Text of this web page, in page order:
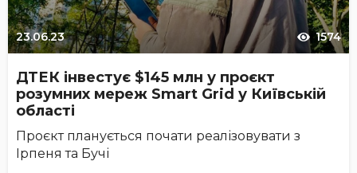
23.06.23 1574
ДТЕК інвестує $145 млн у проєкт
розумних мереж Smart Grid у Київській
області
Проєкт планується почати реалізовувати з
Ірпеня та Бучі